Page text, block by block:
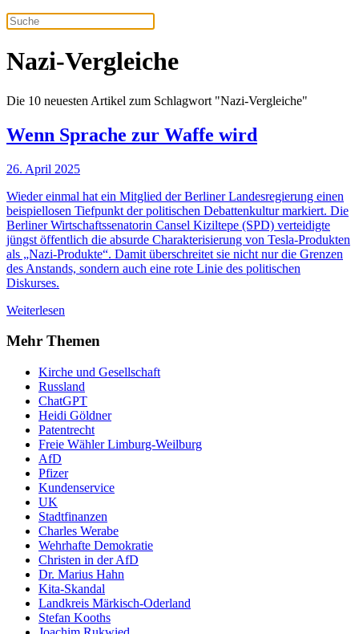
Nazi-Vergleiche
Die 10 neuesten Artikel zum Schlagwort "Nazi-Vergleiche"
Wenn Sprache zur Waffe wird
26. April 2025
Wieder einmal hat ein Mitglied der Berliner Landesregierung einen
beispiellosen Tiefpunkt der politischen Debattenkultur markiert. Die
Berliner Wirtschaftssenatorin Cansel Kiziltepe (SPD) verteidigte
jüngst öffentlich die absurde Charakterisierung von Tesla-Produkten
als „Nazi-Produkte“. Damit überschreitet sie nicht nur die Grenzen
des Anstands, sondern auch eine rote Linie des politischen
Diskurses.
Weiterlesen
Mehr Themen
Kirche und Gesellschaft
Russland
ChatGPT
Heidi Göldner
Patentrecht
Freie Wähler Limburg-Weilburg
AfD
Pfizer
Kundenservice
UK
Stadtfinanzen
Charles Werabe
Wehrhafte Demokratie
Christen in der AfD
Dr. Marius Hahn
Kita-Skandal
Landkreis Märkisch-Oderland
Stefan Kooths